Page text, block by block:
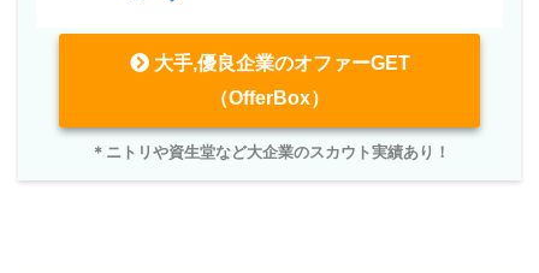
大手,優良企業のオファーGET
（OfferBox）
＊ニトリや資生堂など大企業のスカウト実績あり！